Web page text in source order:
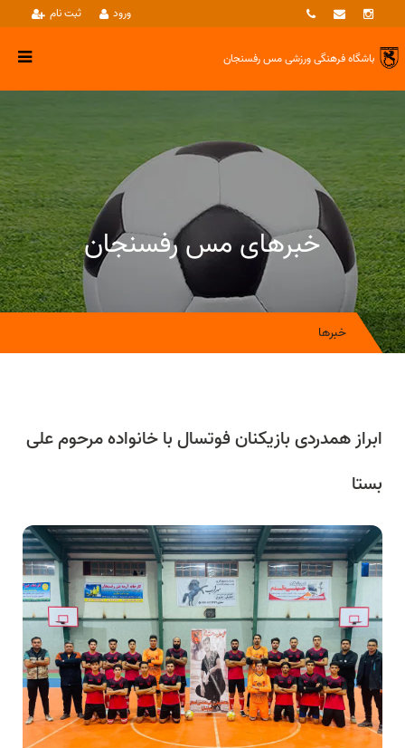
ثبت نام ورود
باشگاه فرهنگی ورزشیمس رفسنجان
خبرهای مس رفسنجان
خبرها
ابراز همدردی بازیکنان فوتسال با خانواده مرحوم علی
بستا